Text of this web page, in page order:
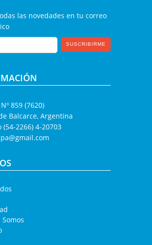
las novedades en tu correo
859 (7620)
Balcarce, Argentina
(54-2266) 4-20703